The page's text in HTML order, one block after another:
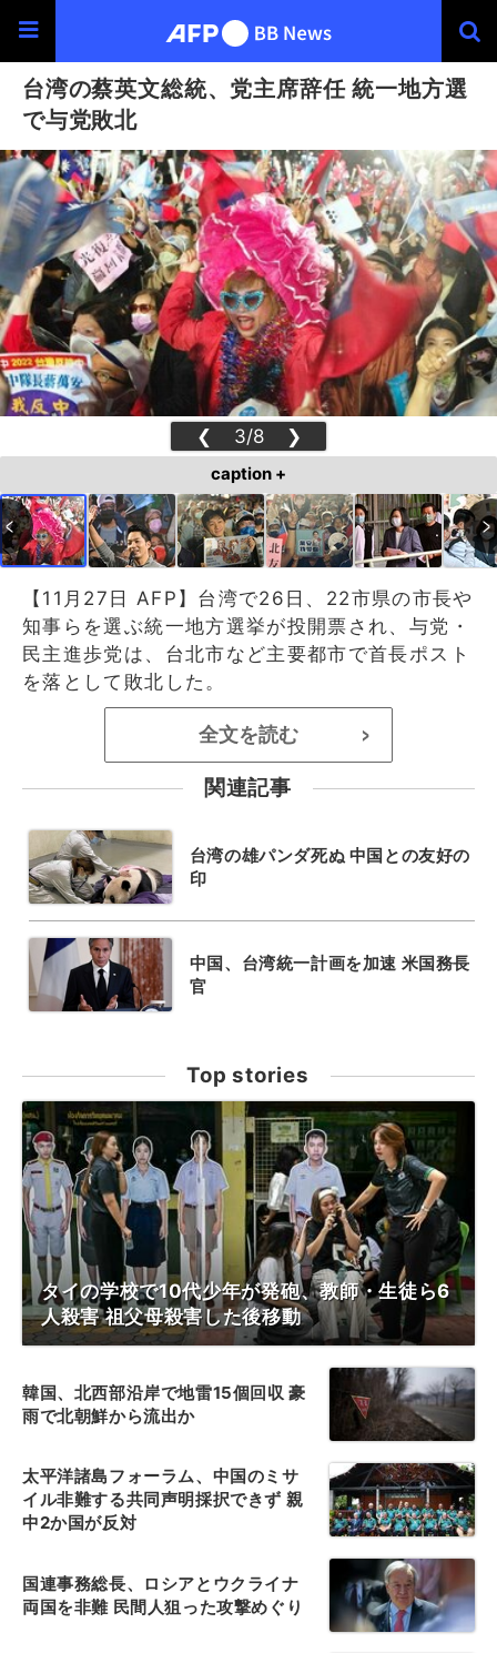
台湾の蔡英文総統、党主席辞任 統一地方選
で与党敗北
❮ 3/8 ❯
caption +
【11月27日 AFP】台湾で26日、22市県の市長や
知事らを選ぶ統一地方選挙が投開票され、与党・
民主進歩党は、台北市など主要都市で首長ポスト
を落として敗北した。
全文を読む >
関連記事
台湾の雄パンダ死ぬ 中国との友好の
印
中国、台湾統一計画を加速 米国務長
官
Top stories
タイの学校で10代少年が発砲、教師・生徒ら6
人殺害 祖父母殺害した後移動
韓国、北西部沿岸で地雷15個回収 豪
雨で北朝鮮から流出か
太平洋諸島フォーラム、中国のミサ
イル非難する共同声明採択できず 親
中2か国が反対
国連事務総長、ロシアとウクライナ
両国を非難 民間人狙った攻撃めぐり